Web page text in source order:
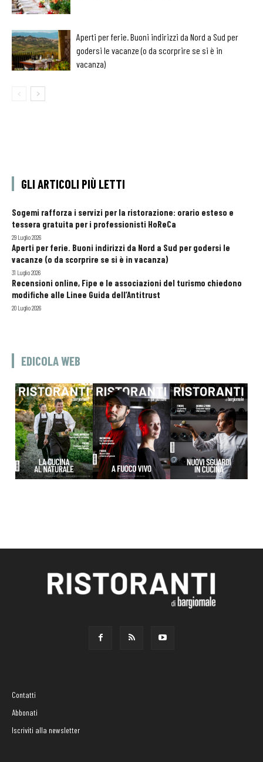
Aperti per ferie. Buoni indirizzi da Nord a Sud per
godersi le vacanze (o da scorprire se si è in
vacanza)
GLI ARTICOLI PIÙ LETTI
Sogemi rafforza i servizi per la ristorazione: orario esteso e
tessera gratuita per i professionisti HoReCa
29 Luglio 2026
Aperti per ferie. Buoni indirizzi da Nord a Sud per godersi le
vacanze (o da scorprire se si è in vacanza)
31 Luglio 2026
Recensioni online, Fipe e le associazioni del turismo chiedono
modifiche alle Linee Guida dell’Antitrust
20 Luglio 2026
EDICOLA WEB
Contatti
Abbonati
Iscriviti alla newsletter